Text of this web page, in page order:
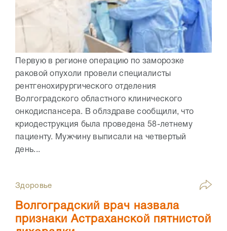
Первую в регионе операцию по заморозке
раковой опухоли провели специалисты
рентгенохирургического отделения
Волгоградского областного клинического
онкодиспансера. В облздраве сообщили, что
криодеструкция была проведена 58-летнему
пациенту. Мужчину выписали на четвертый
день...
Здоровье
Волгоградский врач назвала
признаки Астраханской пятнистой